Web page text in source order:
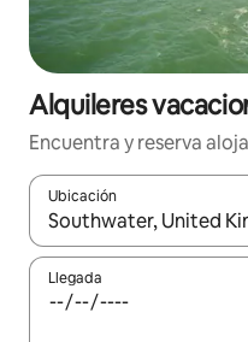
Alquileres
Encuentra y reserva
Ubicación
Cuando los resultados
Llegada